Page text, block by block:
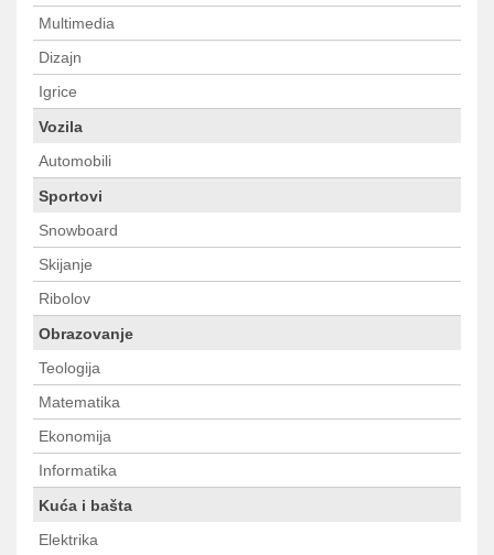
Multimedia
Dizajn
Igrice
Vozila
Automobili
Sportovi
Snowboard
Skijanje
Ribolov
Obrazovanje
Teologija
Matematika
Ekonomija
Informatika
Kuća i bašta
Elektrika